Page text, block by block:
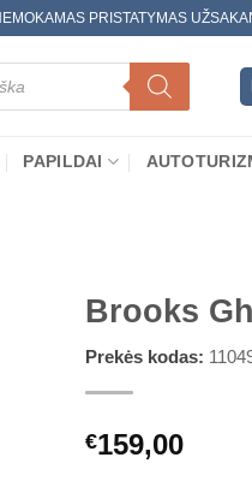
PRISTATYMAS
PAPILDAI
Brooks
Prekės kodas:
€159,00